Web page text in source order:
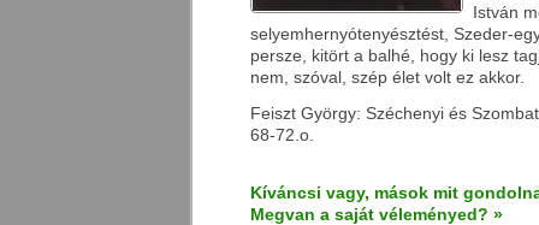
István
selyemhernyótenyésztést, Szeder-
persze, kitört a balhé, hogy ki lesz
nem, szóval, szép élet volt ez akkor.
Feiszt György: Széchenyi és
68-72.o.
Kíváncsi vagy, mások mit
Megvan a saját véleményed? »